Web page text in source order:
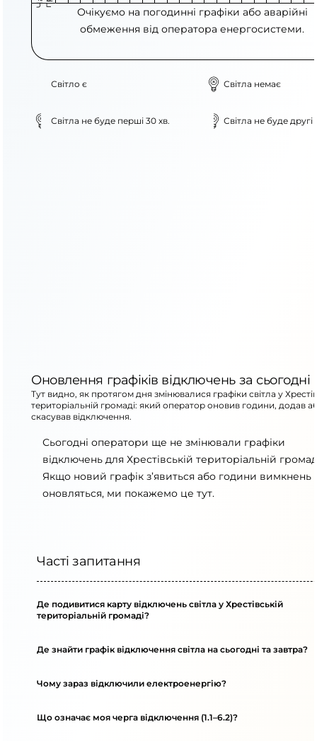
Очікуємо на погодинні графіки або аварійні
обмеження від оператора енергосистеми.
Світло є Світла немає
Світла не буде перші 30 хв. Світла не буде другі
Оновлення графіків відключень за сьогодні
Тут видно, як протягом дня змінювалися графіки світла у
територіальній громаді: який оператор оновив години, додав
скасував відключення.
Сьогодні оператори ще не змінювали графіки
відключень для Хрестівській територіальній
Якщо новий графік з’явиться або години вимкнень
оновляться, ми покажемо це тут.
Часті запитання
Де подивитися карту відключень світла у Хрестівській
територіальній громаді?
Де знайти графік відключення світла на сьогодні та завтра?
Чому зараз відключили електроенергію?
Що означає моя черга відключення (1.1–6.2)?